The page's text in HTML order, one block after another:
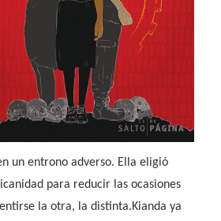
un entrono adverso. Ella eligió
para reducir las ocasiones
la otra, la distinta.Kianda ya